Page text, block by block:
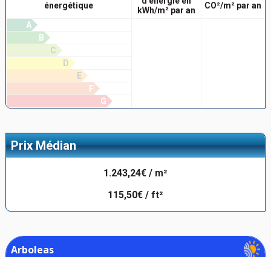
énergétique
kWh/m² par an
CO²/m² par an
A
B
C
D
E
F
G
Prix Médian
1.243,24€ / m²
115,50€ / ft²
Arboleas